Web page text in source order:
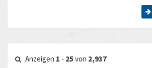
Anzeigen 1 - 25 von 2,937